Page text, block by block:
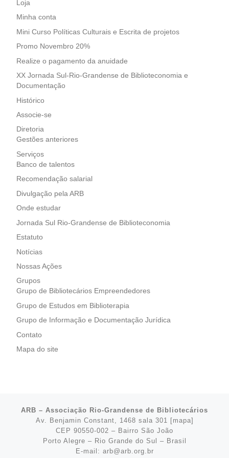
Loja
Minha conta
Mini Curso Políticas Culturais e Escrita de projetos
Promo Novembro 20%
Realize o pagamento da anuidade
XX Jornada Sul-Rio-Grandense de Biblioteconomia e
Documentação
Histórico
Associe-se
Diretoria
Gestões anteriores
Serviços
Banco de talentos
Recomendação salarial
Divulgação pela ARB
Onde estudar
Jornada Sul Rio-Grandense de Biblioteconomia
Estatuto
Notícias
Nossas Ações
Grupos
Grupo de Bibliotecários Empreendedores
Grupo de Estudos em Biblioterapia
Grupo de Informação e Documentação Jurídica
Contato
Mapa do site
ARB – Associação Rio-Grandense de Bibliotecários
Av. Benjamin Constant, 1468 sala 301 [mapa]
CEP 90550-002 – Bairro São João
Porto Alegre – Rio Grande do Sul – Brasil
E-mail: arb@arb.org.br